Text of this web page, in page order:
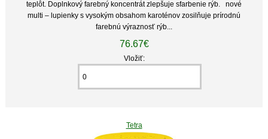
teplôt. Doplnkový farebný koncentrát zlepšuje sfarbenie rýb. nové
multi – lupienky s vysokým obsahom karoténov zosilňuje prírodnú
farebnú výraznosť rýb...
76.67€
Vložiť:
Tetra